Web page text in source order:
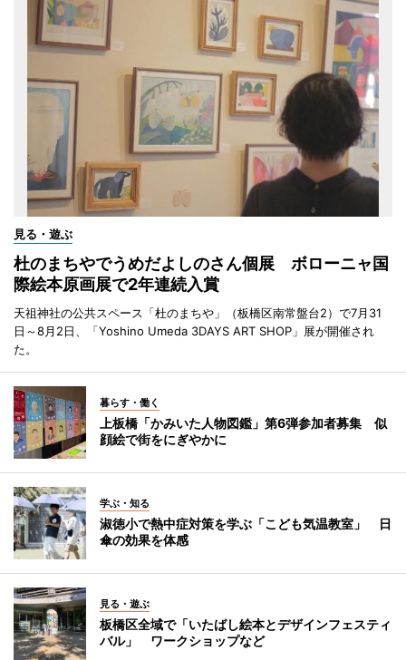
見る・遊ぶ
杜のまちやでうめだよしのさん個展 ボローニャ国
際絵本原画展で2年連続入賞
天祖神社の公共スペース「杜のまちや」（板橋区南常盤台2）で7月31
日～8月2日、「Yoshino Umeda 3DAYS ART SHOP」展が開催され
た。
暮らす・働く
上板橋「かみいた人物図鑑」第6弾参加者募集 似
顔絵で街をにぎやかに
学ぶ・知る
淑徳小で熱中症対策を学ぶ「こども気温教室」 日
傘の効果を体感
見る・遊ぶ
板橋区全域で「いたばし絵本とデザインフェスティ
バル」 ワークショップなど